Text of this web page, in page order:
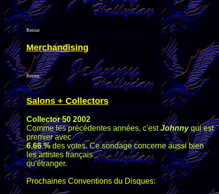
Retour
Merchandising
Retour
Salons + Collectors
Collector 50 2002
Comme les précédentes années, c'estJohnnyqui est
premier avec
6,66 %des votes. Ce sondage concerne aussi bien
les artistes français
qu'étranger.
Prochaines Conventions du Disques: